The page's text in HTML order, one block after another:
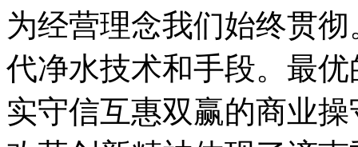
为经营理念我们始终贯
代净水技术和手段。最
实守信互惠双赢的商业